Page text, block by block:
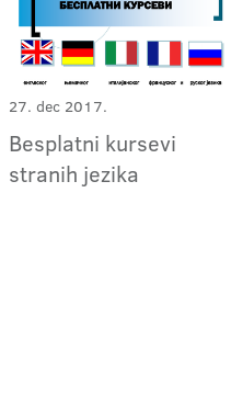
27. dec 2017.
Besplatni kursevi
stranih jezika